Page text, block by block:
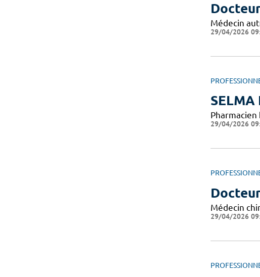
Médecin
29/04/2026
SELMA
29/04/2026
Médecin
29/04/2026